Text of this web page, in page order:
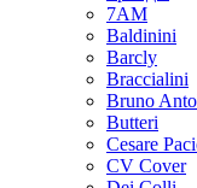
7AM
Baldinini
Barcly
Braccialini
Bruno
Butteri
Cesare
CV Cover